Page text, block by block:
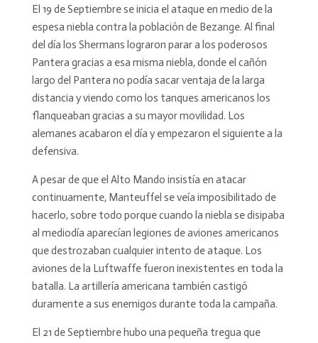
El 19 de Septiembre se inicia el ataque en medio de la
espesa niebla contra la población de Bezange. Al final
del día los Shermans lograron parar a los poderosos
Pantera gracias a esa misma niebla, donde el cañón
largo del Pantera no podía sacar ventaja de la larga
distancia y viendo como los tanques americanos los
flanqueaban gracias a su mayor movilidad. Los
alemanes acabaron el día y empezaron el siguiente a la
defensiva.
A pesar de que el Alto Mando insistía en atacar
continuamente, Manteuffel se veía imposibilitado de
hacerlo, sobre todo porque cuando la niebla se disipaba
al mediodía aparecían legiones de aviones americanos
que destrozaban cualquier intento de ataque. Los
aviones de la Luftwaffe fueron inexistentes en toda la
batalla. La artillería americana también castigó
duramente a sus enemigos durante toda la campaña.
El 21 de Septiembre hubo una pequeña tregua que